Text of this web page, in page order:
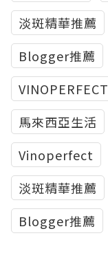
淡斑精華推薦
Blogger推薦
VINOPERFECT
馬來西亞生活
Vinoperfect
淡斑精華推薦
Blogger推薦